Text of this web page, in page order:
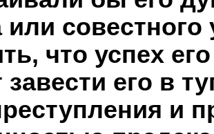
что успех
его в
и